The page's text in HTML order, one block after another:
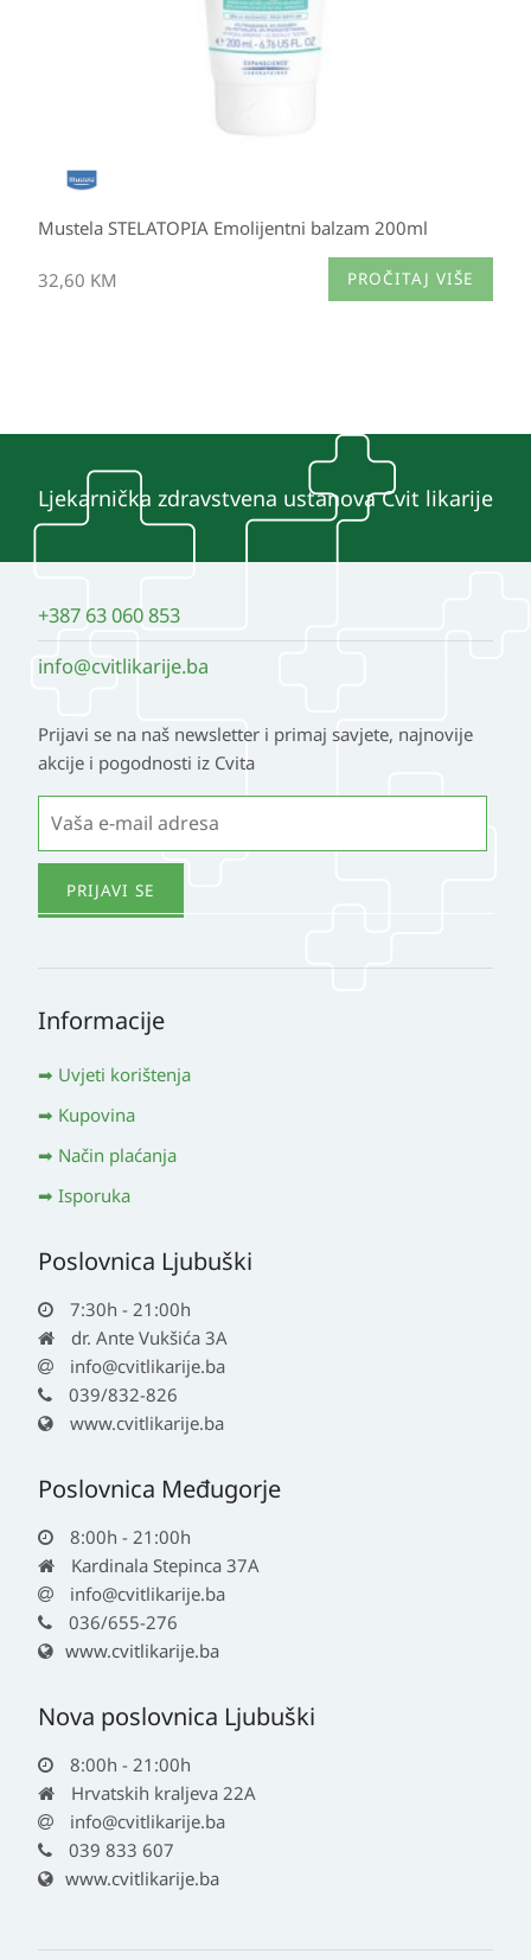
Mustela STELATOPIA Emolijentni balzam 200ml
32,60 KM PROČITAJ VIŠE
Ljekarnička zdravstvena ustanova Cvit likarije
+387 63 060 853
info@cvitlikarije.ba
Prijavi se na naš newsletter i primaj savjete, najnovije
akcije i pogodnosti iz Cvita
Informacije
Uvjeti korištenja
Kupovina
Način plaćanja
Isporuka
Poslovnica Ljubuški
7:30h - 21:00h
dr. Ante Vukšića 3A
info@cvitlikarije.ba
039/832-826
www.cvitlikarije.ba
Poslovnica Međugorje
8:00h - 21:00h
Kardinala Stepinca 37A
info@cvitlikarije.ba
036/655-276
www.cvitlikarije.ba
Nova poslovnica Ljubuški
8:00h - 21:00h
Hrvatskih kraljeva 22A
info@cvitlikarije.ba
039 833 607
www.cvitlikarije.ba